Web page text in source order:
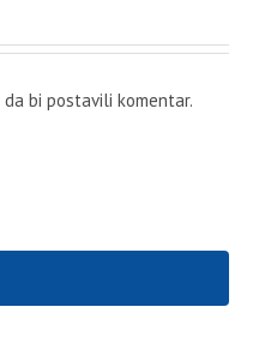
da bi postavili komentar.